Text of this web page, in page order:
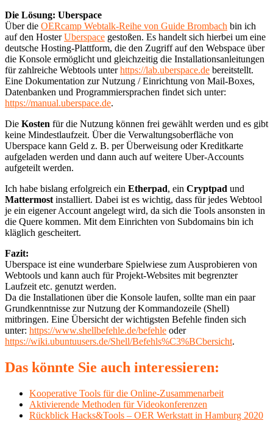
Die Lösung: Uberspace
Über die OERcamp Webtalk-Reihe von Guide Brombach bin ich
auf den HosterUberspace gestoßen. Es handelt sich hierbei um eine
deutsche Hosting-Plattform, die den Zugriff auf den Webspace über
die Konsole ermöglicht und gleichzeitig die Installationsanleitungen
für zahlreiche Webtools unterhttps://lab.uberspace.de bereitstellt.
Eine Dokumentation zur Nutzung / Einrichtung von Mail-Boxes,
Datenbanken und Programmiersprachen findet sich unter:
https://manual.uberspace.de.
Die Kosten für die Nutzung können frei gewählt werden und es gibt
keine Mindestlaufzeit. Über die Verwaltungsoberfläche von
Uberspace kann Geld z. B. per Überweisung oder Kreditkarte
aufgeladen werden und dann auch auf weitere Uber-Accounts
aufgeteilt werden.
Ich habe bislang erfolgreich ein Etherpad, ein Cryptpad und
Mattermost installiert. Dabei ist es wichtig, dass für jedes Webtool
je ein eigener Account angelegt wird, da sich die Tools ansonsten in
die Quere kommen. Mit dem Einrichten von Subdomains bin ich
kläglich gescheitert.
Fazit:
Uberspace ist eine wunderbare Spielwiese zum Ausprobieren von
Webtools und kann auch für Projekt-Websites mit begrenzter
Laufzeit etc. genutzt werden.
Da die Installationen über die Konsole laufen, sollte man ein paar
Grundkenntnisse zur Nutzung der Kommandozeile (Shell)
mitbringen. Eine Übersicht der wichtigsten Befehle finden sich
unter: https://www.shellbefehle.de/befehle oder
https://wiki.ubuntuusers.de/Shell/Befehls%C3%BCbersicht.
Das könnte Sie auch interessieren:
Kooperative Tools für die Online-Zusammenarbeit
Aktivierende Methoden für Videokonferenzen
Rückblick Hacks&Tools – OER Werkstatt in Hamburg 2020